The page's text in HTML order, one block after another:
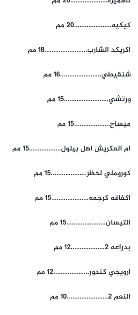
كيكيه…………………20 مم
اكريكد الشارب……………………18 مم
شنقيطي…………………..16 مم
ورتشي…………………….15 مم
ميساح………………..15 مم
ام العكريش اهل بيلول………………15 مم
كوروملي لخظر………………..15 مم
اكفافه كرجمه…………………15 مم
التيسان………………….15 مم
بدراعه 2……………….12 مم
ارويجي كندور………………..12 مم
النعم 2…………………..10 مم